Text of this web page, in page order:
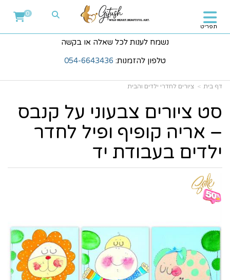
נשמח לענות לכל שאלה או בקשה
טלפון להזמנות: 054-6643436
תפריט
0
דף בית ציורים לחדרי ילדים והבית
סט ציורים צבעוני על קנבס
– אריה קופיף ופיל לחדר
ילדים בעבודת יד